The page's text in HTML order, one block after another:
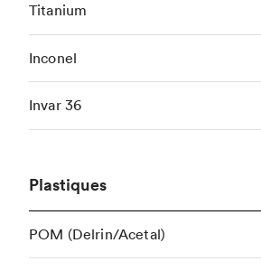
Titanium
Inconel
Invar 36
Plastiques
POM (Delrin/Acetal)